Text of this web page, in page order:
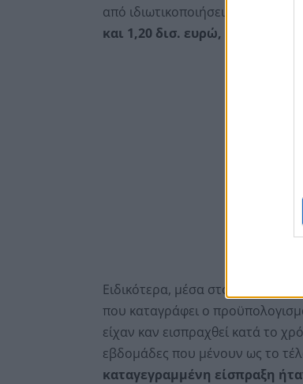
από ιδιωτικοποιήσεις. Οι
δύο
και 1,20 δισ. ευρώ, αντίστοιχα
Ειδικότερα, μέσα στο 2020
που καταγράφει ο
είχαν καν εισπραχθεί κατά το
εβδομάδες που μένουν ως το
καταγεγραμμένη είσπραξη